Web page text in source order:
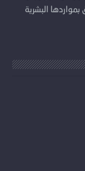
البشرية